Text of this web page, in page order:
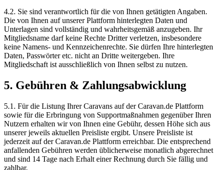
4.2. Sie sind verantwortlich für die von Ihnen getätigten Angaben.
Die von Ihnen auf unserer Plattform hinterlegten Daten und
Unterlagen sind vollständig und wahrheitsgemäß anzugeben. Ihr
Mitgliedsname darf keine Rechte Dritter verletzen, insbesondere
keine Namens- und Kennzeichenrechte. Sie dürfen Ihre hinterlegten
Daten, Passwörter etc. nicht an Dritte weitergeben. Ihre
Mitgliedschaft ist ausschließlich von Ihnen selbst zu nutzen.
5. Gebühren & Zahlungsabwicklung
5.1. Für die Listung Ihrer Caravans auf der Caravan.de Plattform
sowie für die Erbringung von Supportmaßnahmen gegenüber Ihren
Nutzern erhalten wir von Ihnen eine Gebühr, dessen Höhe sich aus
unserer jeweils aktuellen Preisliste ergibt. Unsere Preisliste ist
jederzeit auf der Caravan.de Plattform erreichbar. Die entsprechend
anfallenden Gebühren werden üblicherweise monatlich abgerechnet
und sind 14 Tage nach Erhalt einer Rechnung durch Sie fällig und
zahlbar.